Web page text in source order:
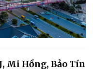
Mi Hồng, Bảo Tín